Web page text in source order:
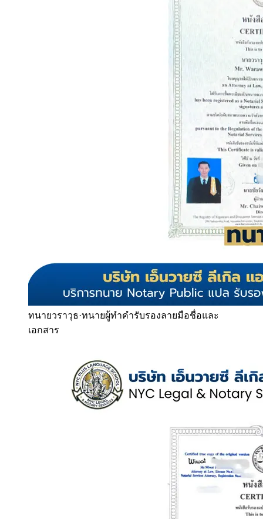
ทนายวราวุธ·ทนายผู้ทำคำรับรองลายมือชื่อและ
เอกสาร